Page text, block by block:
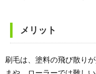
メリット
刷毛は、塗料の飛び散り